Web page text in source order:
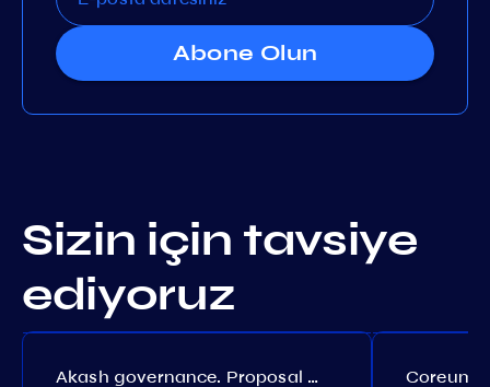
Abone Olun
Sizin için tavsiye
ediyoruz
Akash governance. Proposal №308